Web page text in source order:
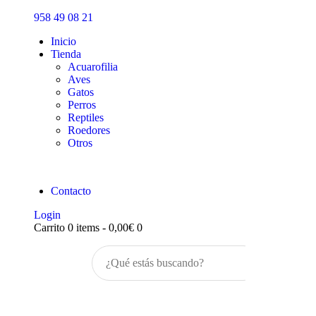
958 49 08 21
Inicio
Tienda
Acuarofilia
Aves
Gatos
Perros
Reptiles
Roedores
Otros
Contacto
Login
Carrito 0 items - 0,00€ 0
Inicio